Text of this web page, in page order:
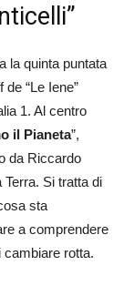
la quinta puntata
de “Le Iene”
1. Al centro
il Pianeta”,
da Riccardo
Si tratta di
sta
a comprendere
cambiare rotta.